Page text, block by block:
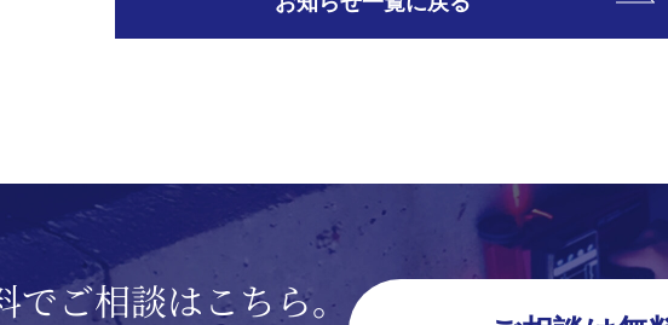
でご相談はこちら。